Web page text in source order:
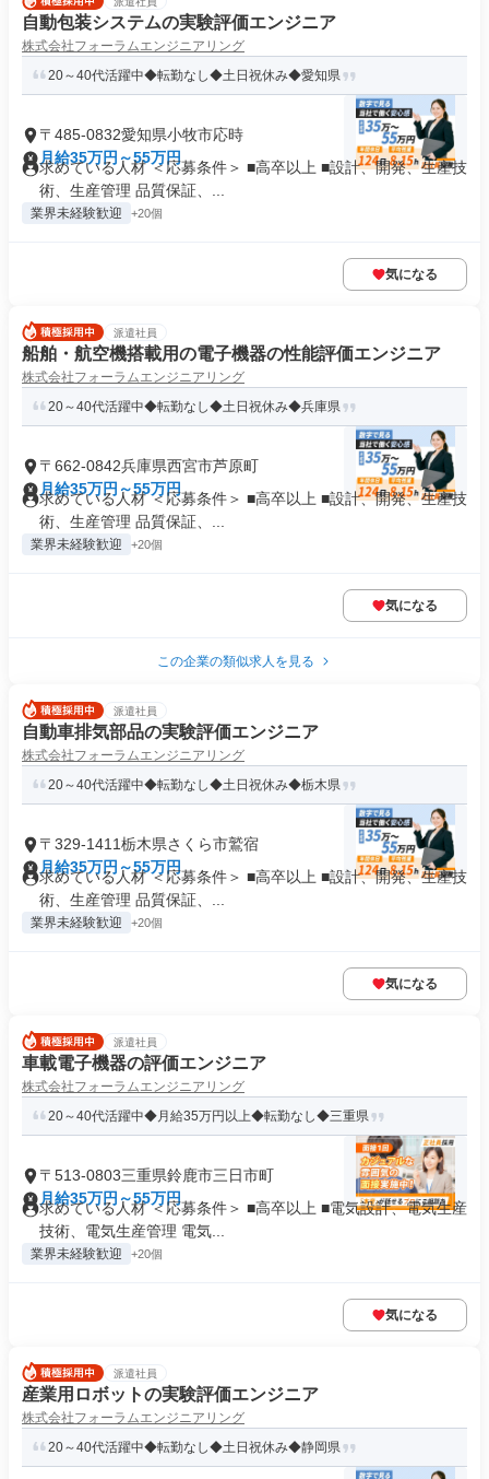
自動包装システムの実験評価エンジニア
株式会社フォーラムエンジニアリング
20～40代活躍中◆転勤なし◆土日祝休み◆愛知県
〒485-0832愛知県小牧市応時
月給35万円～55万円
求めている人材 ＜応募条件＞ ■高卒以上 ■設計、開発、生産技
術、生産管理 品質保証、...
業界未経験歓迎 +20個
気になる
派遣社員
船舶・航空機搭載用の電子機器の性能評価エンジニア
株式会社フォーラムエンジニアリング
20～40代活躍中◆転勤なし◆土日祝休み◆兵庫県
〒662-0842兵庫県西宮市芦原町
月給35万円～55万円
求めている人材 ＜応募条件＞ ■高卒以上 ■設計、開発、生産技
術、生産管理 品質保証、...
業界未経験歓迎 +20個
気になる
この企業の類似求人を見る
派遣社員
自動車排気部品の実験評価エンジニア
株式会社フォーラムエンジニアリング
20～40代活躍中◆転勤なし◆土日祝休み◆栃木県
〒329-1411栃木県さくら市鷲宿
月給35万円～55万円
求めている人材 ＜応募条件＞ ■高卒以上 ■設計、開発、生産技
術、生産管理 品質保証、...
業界未経験歓迎 +20個
気になる
派遣社員
車載電子機器の評価エンジニア
株式会社フォーラムエンジニアリング
20～40代活躍中◆月給35万円以上◆転勤なし◆三重県
〒513-0803三重県鈴鹿市三日市町
月給35万円～55万円
求めている人材 ＜応募条件＞ ■高卒以上 ■電気設計、電気生産
技術、電気生産管理 電気...
業界未経験歓迎 +20個
気になる
派遣社員
産業用ロボットの実験評価エンジニア
株式会社フォーラムエンジニアリング
20～40代活躍中◆転勤なし◆土日祝休み◆静岡県